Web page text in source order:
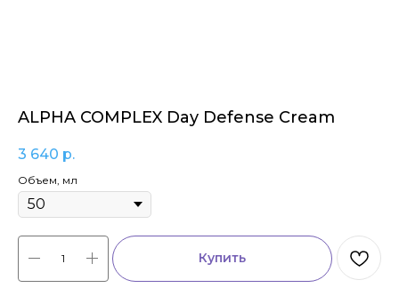
ALPHA COMPLEX Day Defense Cream
3 640 р.
Объем, мл
Купить